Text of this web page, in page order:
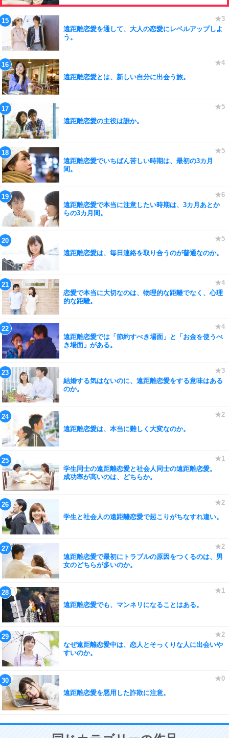
遠距離恋愛を通して、大人の恋愛にレベルアップしよ
う。
遠距離恋愛とは、新しい自分に出会う旅。
遠距離恋愛の主役は誰か。
遠距離恋愛でいちばん苦しい時期は、最初の3カ月
間。
遠距離恋愛で本当に注意したい時期は、3カ月あとか
らの3カ月間。
遠距離恋愛は、毎日連絡を取り合うのが普通なのか。
恋愛で本当に大切なのは、物理的な距離でなく、心理
的な距離。
遠距離恋愛では「節約すべき場面」と「お金を使うべ
き場面」がある。
結婚する気はないのに、遠距離恋愛をする意味はある
のか。
遠距離恋愛は、本当に難しく大変なのか。
学生同士の遠距離恋愛と社会人同士の遠距離恋愛。
成功率が高いのは、どちらか。
学生と社会人の遠距離恋愛で起こりがちなすれ違い。
遠距離恋愛で最初にトラブルの原因をつくるのは、男
女のどちらが多いのか。
遠距離恋愛でも、マンネリになることはある。
なぜ遠距離恋愛中は、恋人とそっくりな人に出会いや
すいのか。
遠距離恋愛を悪用した詐欺に注意。